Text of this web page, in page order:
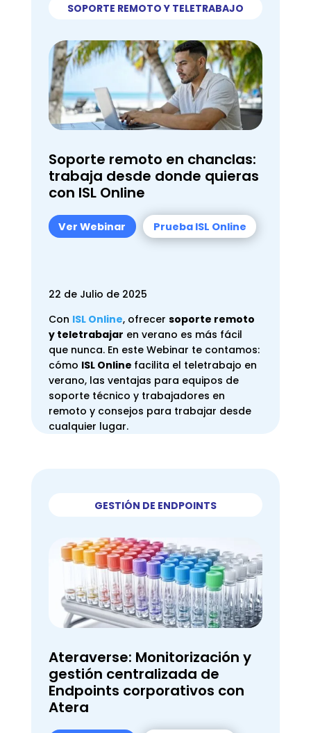
SOPORTE REMOTO Y TELETRABAJO
Soporte remoto en chanclas:
trabaja desde donde quieras
con ISL Online
Ver Webinar Prueba ISL Online
22 de Julio de 2025
Con ISL Online, ofrecer soporte remoto
y teletrabajar en verano es más fácil
que nunca. En este Webinar te contamos:
cómo ISL Online facilita el teletrabajo en
verano, las ventajas para equipos de
soporte técnico y trabajadores en
remoto y consejos para trabajar desde
cualquier lugar.
GESTIÓN DE ENDPOINTS
Ateraverse: Monitorización y
gestión centralizada de
Endpoints corporativos con
Atera